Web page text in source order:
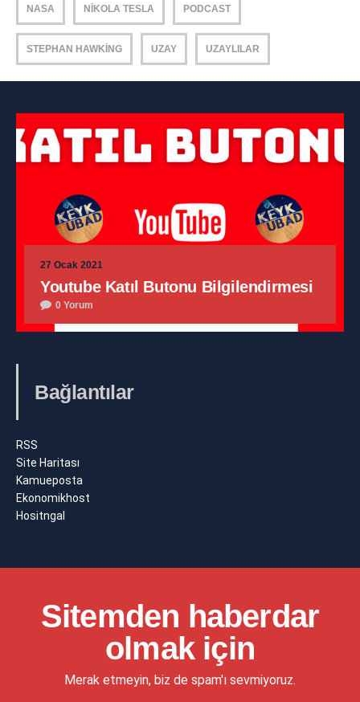
NASA NIKOLA TESLA PODCAST
STEPHAN HAWKING UZAY UZAYLILAR
27 Ocak 2021
Youtube Katıl Butonu Bilgilendirmesi
0 Yorum
Bağlantılar
RSS
Site Haritası
Kamueposta
Ekonomikhost
Hositngal
Sitemden haberdar
olmak için
Merak etmeyin, biz de spam'ı sevmiyoruz.